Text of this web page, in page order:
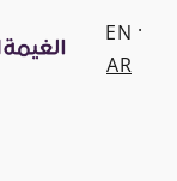
EN
AR